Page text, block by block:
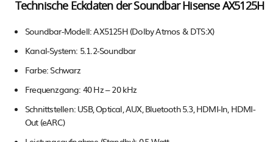
Technische Eckdaten der Soundbar Hisense AX5125H
Soundbar-Modell: AX5125H (Dolby Atmos & DTS:X)
Kanal-System: 5.1.2-Soundbar
Farbe: Schwarz
Frequenzgang: 40 Hz – 20 kHz
Schnittstellen: USB, Optical, AUX, Bluetooth 5.3, HDMI-In, HDMI-
Out (eARC)